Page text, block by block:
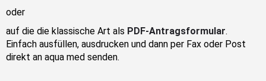
oder
auf die die klassische Art als PDF-Antragsformular.
Einfach ausfüllen, ausdrucken und dann per Fax oder Post
direkt an aqua med senden.